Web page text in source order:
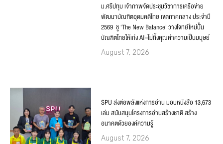
ม.ศรีปทุม เจ้าภาพจัดประชุมวิชาการเครือข่าย
พัฒนาบัณฑิตอุดมคติไทย เขตภาคกลาง ประจำปี
2569 ชู ‘The New Balance’ วางโจทย์ใหม่ปั้น
บัณฑิตไทยให้เก่ง AI–ไม่ทิ้งคุณค่าความเป็นมนุษย์
August 7, 2026
SPU ส่งต่อพลังแห่งการอ่าน มอบหนังสือ 13,673
เล่ม สนับสนุนโครงการอ่านสร้างชาติ สร้าง
อนาคตด้วยองค์ความรู้
August 7, 2026